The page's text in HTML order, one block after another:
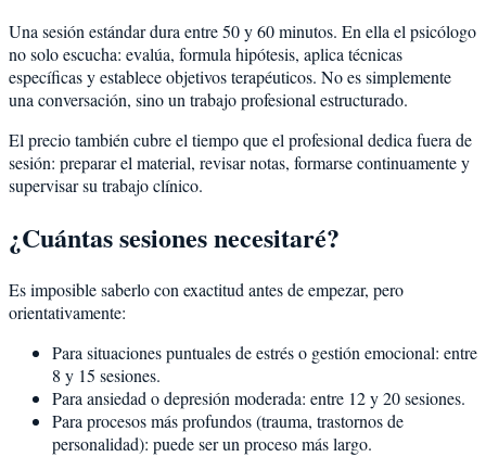
Una sesión estándar dura entre 50 y 60 minutos. En ella el psicólogo
no solo escucha: evalúa, formula hipótesis, aplica técnicas
específicas y establece objetivos terapéuticos. No es simplemente
una conversación, sino un trabajo profesional estructurado.
El precio también cubre el tiempo que el profesional dedica fuera de
sesión: preparar el material, revisar notas, formarse continuamente y
supervisar su trabajo clínico.
¿Cuántas sesiones necesitaré?
Es imposible saberlo con exactitud antes de empezar, pero
orientativamente:
Para situaciones puntuales de estrés o gestión emocional: entre
8 y 15 sesiones.
Para ansiedad o depresión moderada: entre 12 y 20 sesiones.
Para procesos más profundos (trauma, trastornos de
personalidad): puede ser un proceso más largo.